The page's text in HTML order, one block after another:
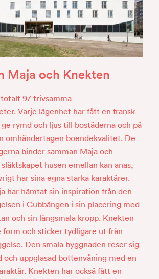
Maja och Knekten
97 trivsamma
Varje lägenhet har fått en fransk
rymd och ljus till bostäderna och på
omhändertagen boendekvalitet. De
binder samman Maja och
husen emellan kan anas,
har sina egna starka karaktärer.
har hämtat sin inspiration från den
i Gubbängen i sin placering med
och sin långsmala kropp. Knekten
form och sticker tydligare ut från
Den smala byggnaden reser sig
och uppglasad bottenvåning med en
Knekten har också fått en